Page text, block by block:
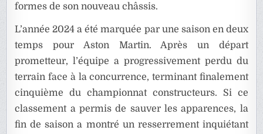
formes de son nouveau châssis.
L’année 2024 a été marquée par une saison en deux
temps pour Aston Martin. Après un départ
prometteur, l’équipe a progressivement perdu du
terrain face à la concurrence, terminant finalement
cinquième du championnat constructeurs. Si ce
classement a permis de sauver les apparences, la
fin de saison a montré un resserrement inquiétant